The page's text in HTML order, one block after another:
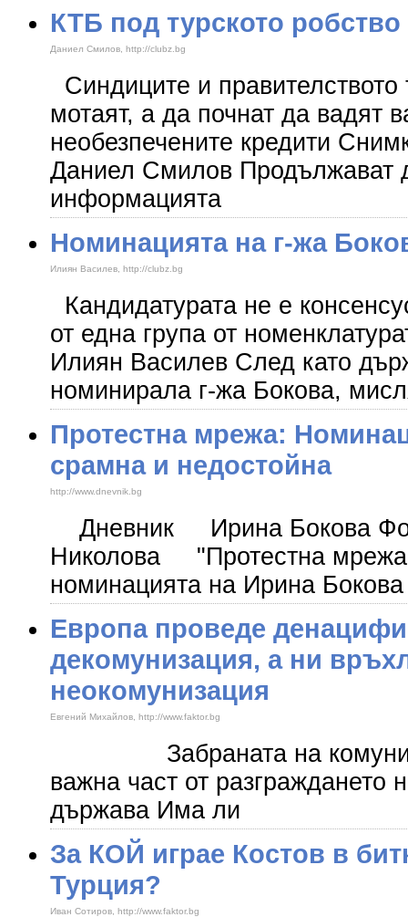
КТБ под турското робство
Даниел Смилов, http://clubz.bg
Синдиците и
мотаят, а да почнат да вадят
необезпечените кредити
Даниел Смилов Продължават
информацията
Номинацията на г-жа
Илиян Василев, http://clubz.bg
Кандидатурата не е
от една група от
Илиян Василев След като
номинирала г-жа Бокова,
Протестна мрежа:
срамна и недостойна
http://www.dnevnik.bg
Дневник Ирина Бокова
Николова "Протестна
номинацията на Ирина Бокова
Европа проведе
декомунизация, а ни
неокомунизация
Евгений Михайлов, http://www.faktor.bg
Забраната на
важна част от разграждането
държава Има ли
За КОЙ играе Костов в
Турция?
Иван Сотиров, http://www.faktor.bg